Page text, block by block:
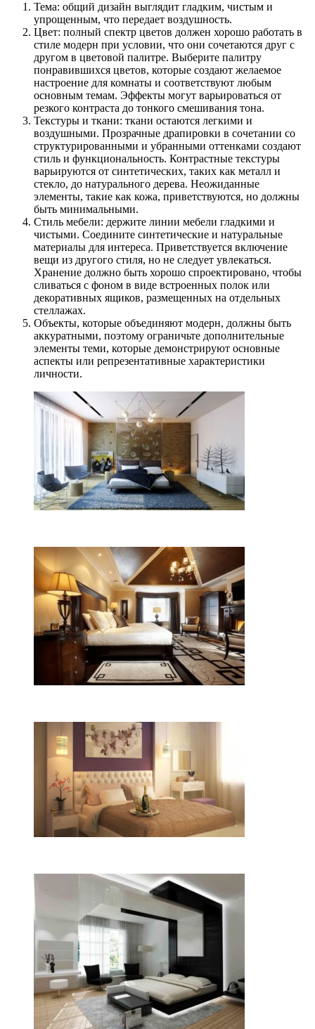
Тема: общий дизайн выглядит гладким, чистым и
упрощенным, что передает воздушность.
Цвет: полный спектр цветов должен хорошо работать в
стиле модерн при условии, что они сочетаются друг с
другом в цветовой палитре. Выберите палитру
понравившихся цветов, которые создают желаемое
настроение для комнаты и соответствуют любым
основным темам. Эффекты могут варьироваться от
резкого контраста до тонкого смешивания тона.
Текстуры и ткани: ткани остаются легкими и
воздушными. Прозрачные драпировки в сочетании со
структурированными и убранными оттенками создают
стиль и функциональность. Контрастные текстуры
варьируются от синтетических, таких как металл и
стекло, до натурального дерева. Неожиданные
элементы, такие как кожа, приветствуются, но должны
быть минимальными.
Стиль мебели: держите линии мебели гладкими и
чистыми. Соедините синтетические и натуральные
материалы для интереса. Приветствуется включение
вещи из другого стиля, но не следует увлекаться.
Хранение должно быть хорошо спроектировано, чтобы
сливаться с фоном в виде встроенных полок или
декоративных ящиков, размещенных на отдельных
стеллажах.
Объекты, которые объединяют модерн, должны быть
аккуратными, поэтому ограничьте дополнительные
элементы теми, которые демонстрируют основные
аспекты или репрезентативные характеристики
личности.